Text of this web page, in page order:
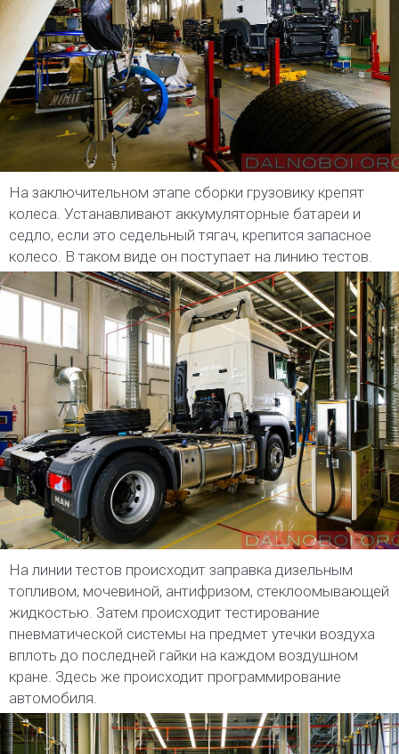
На заключительном этапе сборки грузовику крепят
колеса. Устанавливают аккумуляторные батареи и
седло, если это седельный тягач, крепится запасное
колесо. В таком виде он поступает на линию тестов.
На линии тестов происходит заправка дизельным
топливом, мочевиной, антифризом, стеклоомывающей
жидкостью. Затем происходит тестирование
пневматической системы на предмет утечки воздуха
вплоть до последней гайки на каждом воздушном
кране. Здесь же происходит программирование
автомобиля.